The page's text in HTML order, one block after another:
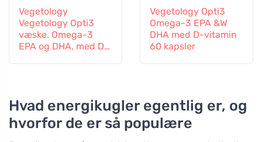
Vegetology
Vegetology Opti3
væske. Omega-3
EPA og DHA, med D-
Vegetology Opti3
Omega-3 EPA &W
DHA med D-vitamin
60 kapsler
Hvad energikugler egentlig er, og
hvorfor de er så populære